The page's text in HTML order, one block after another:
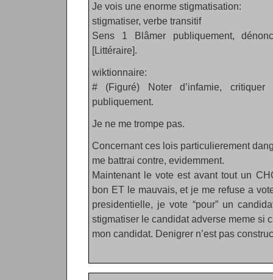
Je vois une enorme stigmatisation:
stigmatiser, verbe transitif
Sens 1 Blâmer publiquement,
[Littéraire].
wiktionnaire:
# (Figuré) Noter d’infamie, critiquer
publiquement.
Je ne me trompe pas.
Concernant ces lois particulierement
me battrai contre, evidemment.
Maintenant le vote est avant tout un
bon ET le mauvais, et je me refuse a
presidentielle, je vote “pour” un
stigmatiser le candidat adverse meme si
mon candidat. Denigrer n’est pas